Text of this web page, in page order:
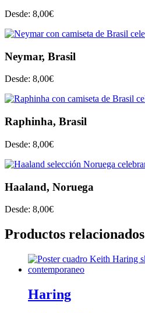
Desde: 8,00€
Neymar, Brasil
Desde: 8,00€
Raphinha, Brasil
Desde: 8,00€
Haaland, Noruega
Desde: 8,00€
Productos relacionados
Haring